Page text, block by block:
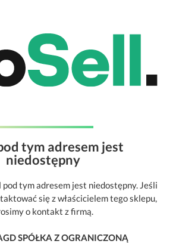
tym adresem jest
niedostępny
tym adresem jest niedostępny. Jeśli
się z właścicielem tego sklepu,
o kontakt z firmą.
SPÓŁKA Z OGRANICZONĄ